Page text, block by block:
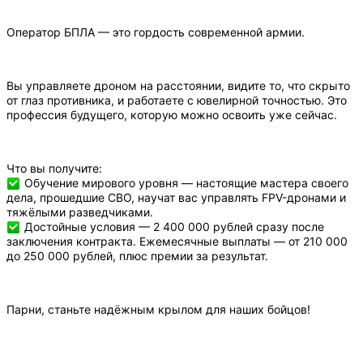
Оператор БПЛА — это гордость современной армии.
Вы управляете дроном на расстоянии, видите то, что скрыто
от глаз противника, и работаете с ювелирной точностью. Это
профессия будущего, которую можно освоить уже сейчас.
Что вы получите:
Обучение мирового уровня — настоящие мастера своего
дела, прошедшие СВО, научат вас управлять FPV-дронами и
тяжёлыми разведчиками.
Достойные условия — 2 400 000 рублей сразу после
заключения контракта. Ежемесячные выплаты — от 210 000
до 250 000 рублей, плюс премии за результат.
Парни, станьте надёжным крылом для наших бойцов!